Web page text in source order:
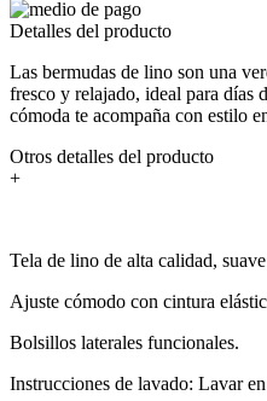
Detalles del producto
Las bermudas de lino son una
fresco y relajado, ideal para días
cómoda te acompaña con estilo
Otros detalles del producto
+
Tela de lino de alta calidad,
Ajuste cómodo con cintura
Bolsillos laterales funcionales.
Instrucciones de lavado: Lavar